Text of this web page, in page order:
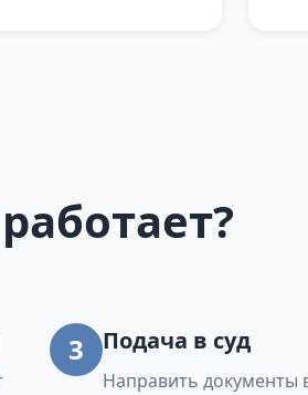
3 Подача в суд
Направить документы